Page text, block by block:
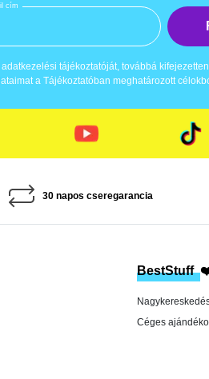
cím
tájékoztatóját, továbbá
a Tájékoztatóban meghatározott
30 napos cseregarancia
BestStuff
Céges